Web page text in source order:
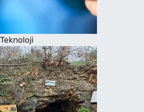
Teknoloji